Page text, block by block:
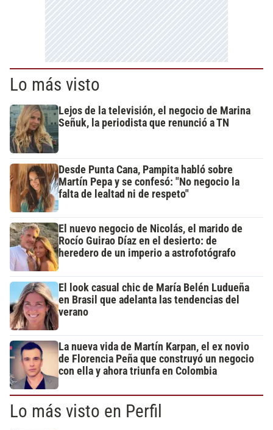
Lo más visto
Lejos de la televisión, el negocio de Marina
Señuk, la periodista que renunció a TN
Desde Punta Cana, Pampita habló sobre
Martín Pepa y se confesó: "No negocio la
falta de lealtad ni de respeto"
El nuevo negocio de Nicolás, el marido de
Rocío Guirao Díaz en el desierto: de
heredero de un imperio a astrofotógrafo
El look casual chic de María Belén Ludueña
en Brasil que adelanta las tendencias del
verano
La nueva vida de Martín Karpan, el ex novio
de Florencia Peña que construyó un negocio
con ella y ahora triunfa en Colombia
Lo más visto en Perfil